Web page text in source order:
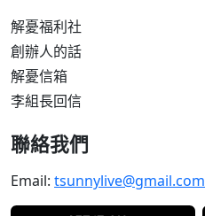
解憂福利社
創辦人的話
解憂信箱
李組長回信
聯絡我們
Email: tsunnylive@gmail.com